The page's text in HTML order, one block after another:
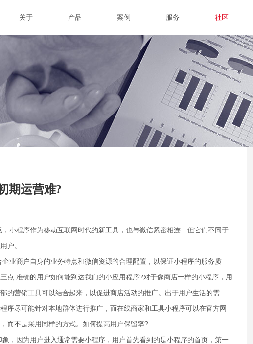
关于 产品 案例 服务 社区
期运营难?
小程序作为移动互联网时代的新工具，也与微信紧密相连，但它们不同于
户。
业商户自身的业务特点和微信资源的合理配置，以保证小程序的服务质
点:准确的用户如何能到达我们的小应用程序?对于像商店一样的小程序，用
的营销工具可以结合起来，以促进商店活动的推广。出于用户生活的需
序尽可能针对本地群体进行推广，而在线商家和工具小程序可以在官方网
而不是采用同样的方式。如何提高用户保留率?
，因为用户进入通常需要小程序，用户首先看到的是小程序的首页，第一